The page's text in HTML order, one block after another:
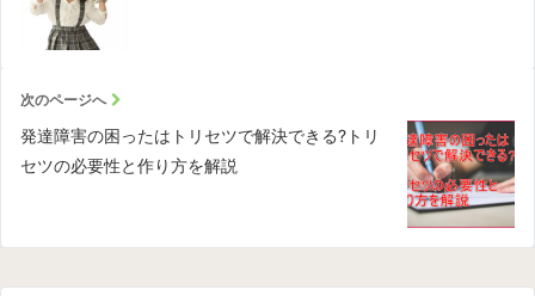
次のページへ
発達障害の困ったはトリセツで解決できる?トリ
セツの必要性と作り方を解説